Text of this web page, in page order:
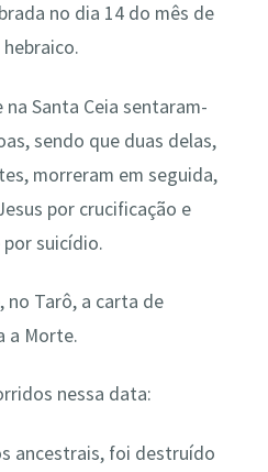
no dia 14 do mês de
Santa Ceia sentaram-
sendo que duas delas,
morreram em seguida,
por crucificação e
suicídio.
no Tarô, a carta de
a Morte.
nessa data:
ancestrais, foi destruído